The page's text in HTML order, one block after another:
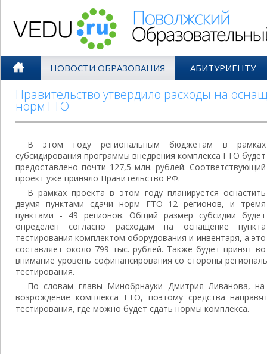
НОВОСТИ ОБРАЗОВАНИЯ АБИТУРИЕНТУ
Правительство утвердило расходы на
норм ГТО
В этом году региональным бюджетам в рамках
субсидирования программы внедрения комплекса ГТО будет
предоставлено почти 127,5 млн. рублей. Соответствующий
проект уже приняло Правительство РФ.
В рамках проекта в этом году планируется оснастить
двумя пунктами сдачи норм ГТО 12 регионов, и тремя
пунктами - 49 регионов. Общий размер субсидии будет
определен согласно расходам на оснащение пункта
тестирования комплектом оборудования и инвентаря, а это
составляет около 799 тыс. рублей. Также будет принят во
внимание уровень софинансирования со стороны
тестирования.
По словам главы Минобрнауки Дмитрия Ливанова,
возрождение комплекса ГТО, поэтому средства
тестирования, где можно будет сдать нормы комплекса.